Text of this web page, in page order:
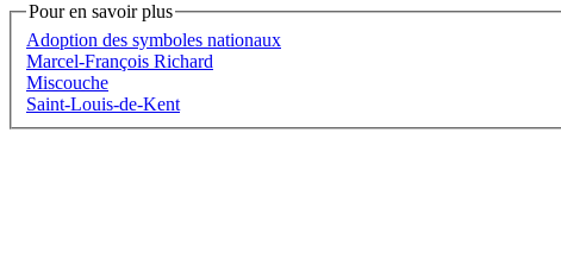
Pour en savoir plus
Adoption des symboles nationaux
Marcel-François Richard
Miscouche
Saint-Louis-de-Kent